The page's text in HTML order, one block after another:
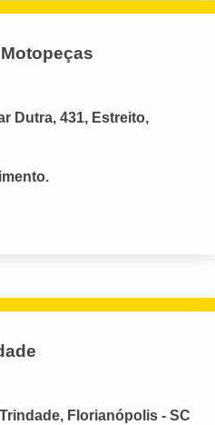
Dutra, 431, Estreito,
Florianópolis - SC